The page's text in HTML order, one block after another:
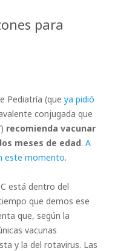
para
Pediatría (que ya pidió
conjugada que
recomienda vacunar
meses de edad. A
este momento.
está dentro del
que demos ese
que, según la
vacunas
y la del rotavirus. Las